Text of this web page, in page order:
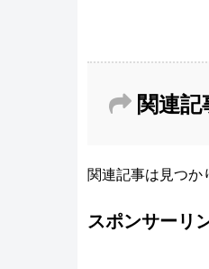
関連記
関連記事は見つか
スポンサーリ